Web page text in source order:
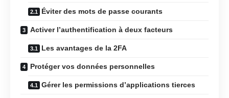
Éviter des mots de passe courants
Activer l’authentification à deux facteurs
Les avantages de la 2FA
Protéger vos données personnelles
Gérer les permissions d’applications tierces